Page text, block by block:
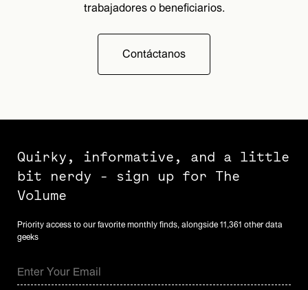
trabajadores o beneficiarios.
Contáctanos
Quirky, informative, and a little
bit nerdy - sign up for The
Volume
Priority access to our favorite monthly finds, alongside 11,361 other data
geeks